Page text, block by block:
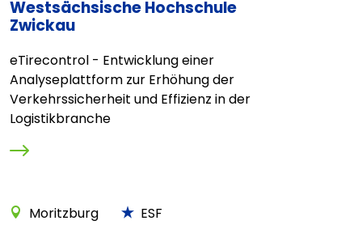
Westsächsische Hochschule
Zwickau
eTirecontrol - Entwicklung einer
Analyseplattform zur Erhöhung der
Verkehrssicherheit und Effizienz in der
Logistikbranche
Moritzburg ESF